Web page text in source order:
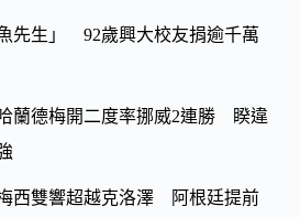
先生」 92歲興大校友捐逾千萬
蘭德梅開二度率挪威2連勝 睽違
西雙響超越克洛澤 阿根廷提前